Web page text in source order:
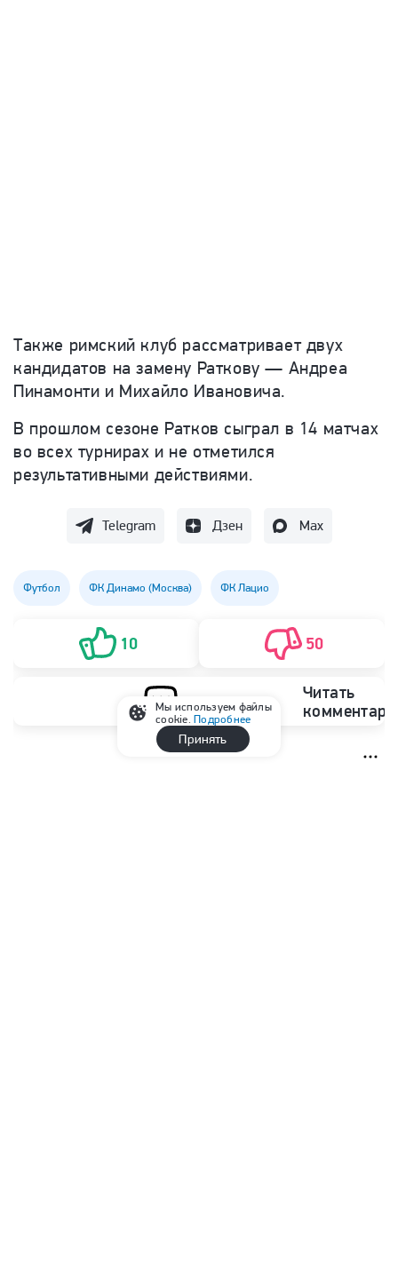
Также римский клуб рассматривает двух
кандидатов на замену Раткову — Андреа
Пинамонти и Михайло Ивановича.
В прошлом сезоне Ратков сыграл в 14 матчах
во всех турнирах и не отметился
результативными действиями.
Telegram Дзен Max
Футбол ФК Динамо (Москва) ФК Лацио
10 50
Читать
Мы используем файлы
cookie.Подробнее
Принять